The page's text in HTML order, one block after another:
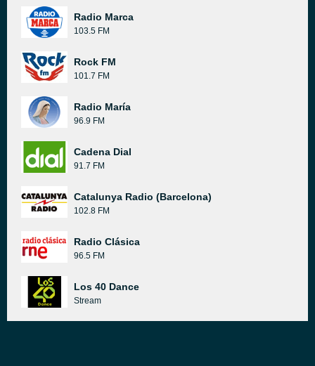
Radio Marca
103.5 FM
Rock FM
101.7 FM
Radio María
96.9 FM
Cadena Dial
91.7 FM
Catalunya Radio (Barcelona)
102.8 FM
Radio Clásica
96.5 FM
Los 40 Dance
Stream